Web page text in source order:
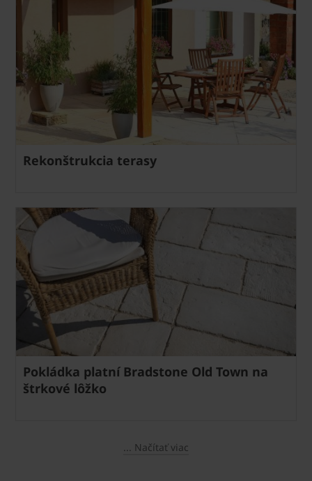
Rekonštrukcia terasy
Pokládka platní Bradstone Old Town na
štrkové lôžko
... Načítať viac